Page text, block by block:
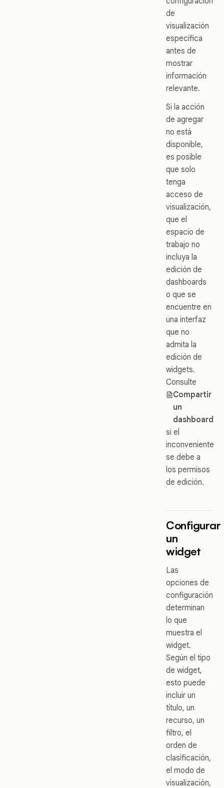
de
visualización
específica
antes de
mostrar
información
relevante.
Si la acción
de agregar
no está
disponible,
es posible
que solo
tenga
acceso de
visualización,
que el
espacio de
trabajo no
incluya la
edición de
dashboards
o que se
encuentre en
una interfaz
que no
admita la
edición de
widgets.
Consulte
Compartir
un
dashboard
si el
inconveniente
se debe a
los permisos
de edición.
Configurar
un
widget
Las
opciones de
configuración
determinan
lo que
muestra el
widget.
Según el tipo
de widget,
esto puede
incluir un
título, un
recurso, un
filtro, el
orden de
clasificación,
el modo de
visualización,